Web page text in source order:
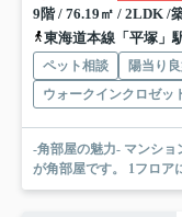
9階 / 76.19㎡ / 2LDK /
東海道本線「平塚」
ペット相談 陽当り
ウォークインクロゼッ
-角部屋の魅力- マンションの中でも特に資産価値が高く、人気のあるの
が角部屋です。 1フロア